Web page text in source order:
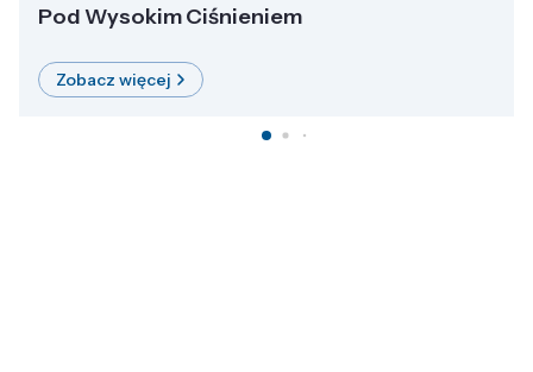
Pod Wysokim Ciśnieniem
Zobacz więcej